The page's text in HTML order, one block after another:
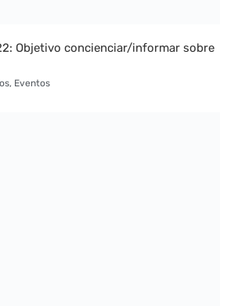
Objetivo concienciar/informar sobre
, Eventos